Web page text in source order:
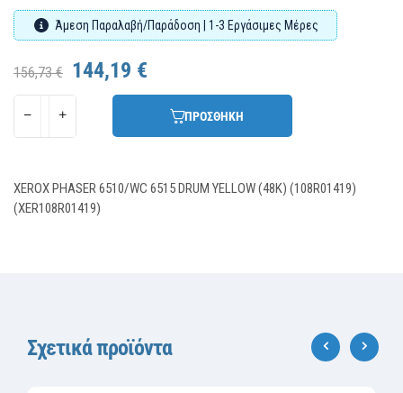
Άμεση Παραλαβή/Παράδοση | 1-3 Εργάσιμες Μέρες
156,73 € 144,19 €
ΠΡΟΣΘΗΚΗ
XEROX PHASER 6510/WC 6515 DRUM YELLOW (48K) (108R01419)
(XER108R01419)
Σχετικά προϊόντα